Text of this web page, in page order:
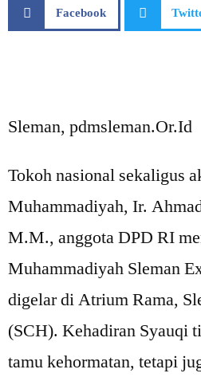
Facebook
Sleman, pdmsleman.Or.Id
Tokoh nasional sekaligus
Muhammadiyah, Ir.
M.M., anggota DPD RI
Muhammadiyah Sleman
digelar di Atrium Rama,
(SCH). Kehadiran Syauqi
tamu kehormatan, tetapi